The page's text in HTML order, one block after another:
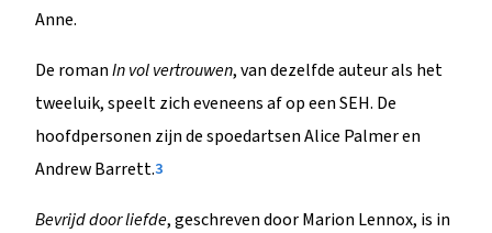
Anne.
De romanIn vol vertrouwen, van dezelfde auteur als het
tweeluik, speelt zich eveneens af op een SEH. De
hoofdpersonen zijn de spoedartsen Alice Palmer en
Andrew Barrett.3
Bevrijd door liefde, geschreven door Marion Lennox, is in